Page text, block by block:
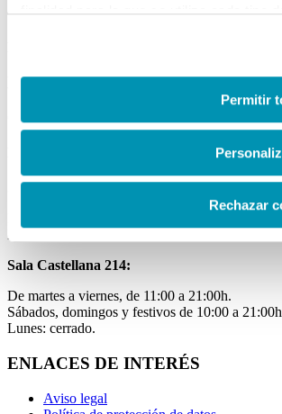
finalidad para la que se utiliza cada tipo
la web, responsable del tratamiento de
accesibles en elAviso Legal. Puede
de cookies en esta web haciendo clic
Permitir
Rechazar
Tel.: +34 91 545 15 01
HORARIOS
Oficina:
Sala Mateo Inurria 2:
Miércoles de 11:00 a 15:00h.
Sala Castellana 214:
De martes a viernes, de 11:00 a 21:00h.
Sábados, domingos y festivos de 10:00 a
Lunes: cerrado.
ENLACES DE INTERÉS
Aviso legal